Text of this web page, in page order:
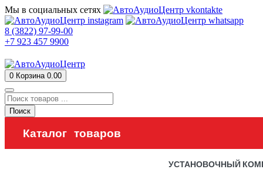
Мы в социальных сетях
8 (3822) 97-99-00
+7 923 457 9900
0 Корзина 0.00
Поиск
Каталог товаров
УСТАНОВОЧНЫЙ